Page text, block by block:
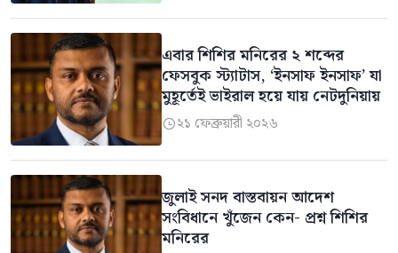
এবার শিশির মনিরের ২ শব্দের
ফেসবুক স্ট্যাটাস, ‘ইনসাফ ইনসাফ’ যা
মুহূর্তেই ভাইরাল হয়ে যায় নেটদুনিয়ায়
২১ ফেব্রুয়ারী ২০২৬
জুলাই সনদ বাস্তবায়ন আদেশ
সংবিধানে খুঁজেন কেন- প্রশ্ন শিশির
মনিরের